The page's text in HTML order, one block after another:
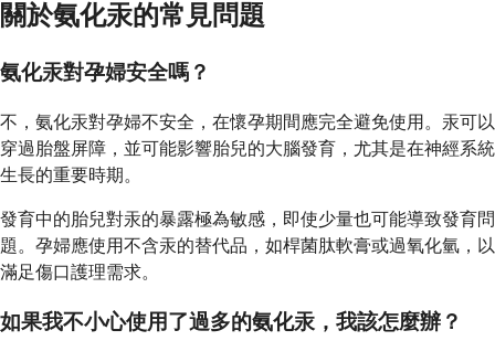
關於氨化汞的常見問題
氨化汞對孕婦安全嗎？
不，氨化汞對孕婦不安全，在懷孕期間應完全避免使用。汞可以
穿過胎盤屏障，並可能影響胎兒的大腦發育，尤其是在神經系統
生長的重要時期。
發育中的胎兒對汞的暴露極為敏感，即使少量也可能導致發育問
題。孕婦應使用不含汞的替代品，如桿菌肽軟膏或過氧化氫，以
滿足傷口護理需求。
如果我不小心使用了過多的氨化汞，我該怎麼辦？